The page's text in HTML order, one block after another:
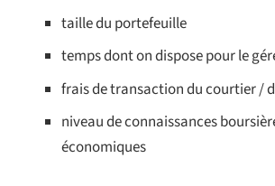
taille du portefeuille
temps dont on dispose pour le
frais de transaction du courtier /
niveau de connaissances
économiques